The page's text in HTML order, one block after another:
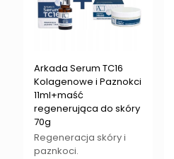
Arkada Serum TC16
Kolagenowe i Paznokci
11ml+maść
regenerująca do skóry
70g
Regeneracja skóry i
paznkoci.